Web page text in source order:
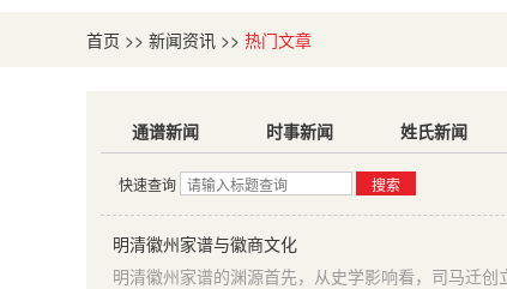
首页 >> 新闻资讯 >> 热门文章
通谱新闻 时事新闻 姓氏新闻
快速查询 搜索
明清徽州家谱与徽商文化